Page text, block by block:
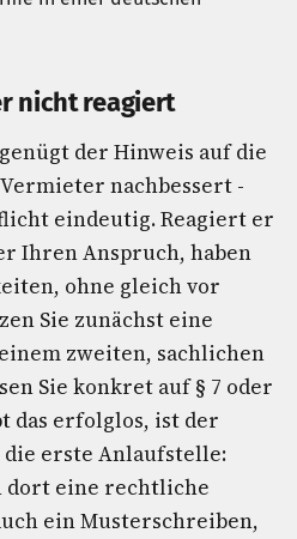
nicht reagiert
der Hinweis auf die
nachbessert -
eindeutig. Reagiert er
Ihren Anspruch, haben
ohne gleich vor
Sie zunächst eine
zweiten, sachlichen
Sie konkret auf § 7 oder
das erfolglos, ist der
erste Anlaufstelle:
dort eine rechtliche
ein Musterschreiben,